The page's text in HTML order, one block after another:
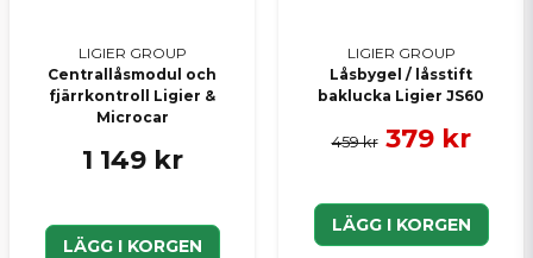
LIGIER GROUP
Centrallåsmodul och
fjärrkontroll Ligier &
Microcar
1 149 kr
LÄGG I KORGEN
LIGIER GROUP
Låsbygel / låsstift
baklucka Ligier JS60
459 kr 379 kr
LÄGG I KORGEN